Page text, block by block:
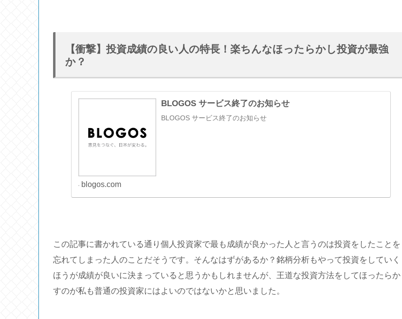
【衝撃】投資成績の良い人の特長！楽ちんなほったらかし投資が最強
か？
BLOGOS サービス終了のお知らせ
BLOGOS サービス終了のお知らせ
blogos.com
この記事に書かれている通り個人投資家で最も成績が良かった人と言うのは投資をしたことを
忘れてしまった人のことだそうです。そんなはずがあるか？銘柄分析もやって投資をしていく
ほうが成績が良いに決まっていると思うかもしれませんが、王道な投資方法をしてほったらか
すのが私も普通の投資家にはよいのではないかと思いました。